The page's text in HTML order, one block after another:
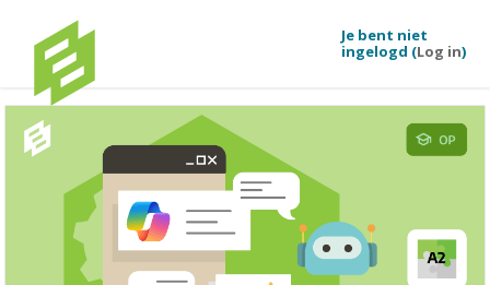
Ga naar hoofdinhoud
Je bent niet
ingelogd (Log in)